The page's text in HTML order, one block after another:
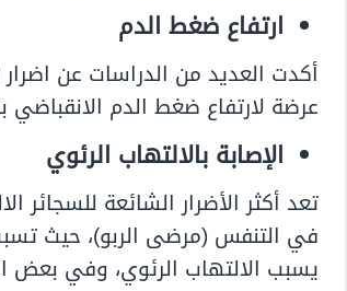
ارتفاع ضغط الدم
عرضة لارتفاع ضغط الدم الانقباضي
الإصابة بالالتهاب الرئوي
تعد أكثر الأضرار الشائعة
في التنفس (مرضى الربو)، حيث
يسبب الالتهاب الرئوي، وفي بعض